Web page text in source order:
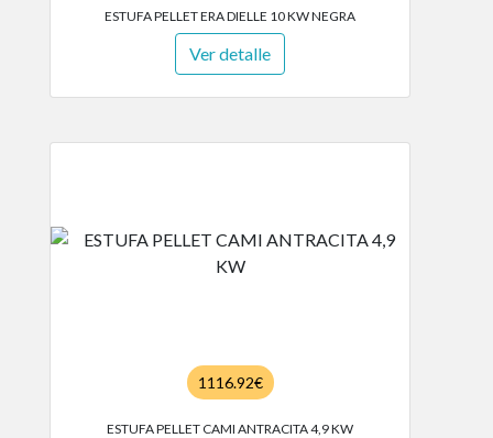
ESTUFA PELLET ERA DIELLE 10 KW NEGRA
Ver detalle
1116.92€
ESTUFA PELLET CAMI ANTRACITA 4,9 KW